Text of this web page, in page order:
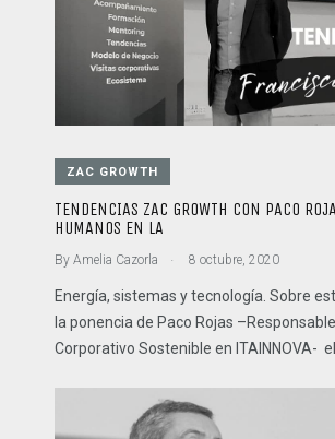
ZAC GROWTH
TENDENCIAS ZAC GROWTH CON PACO
HUMANOS EN LA
By Amelia Cazorla 8 octubre, 2020
Energía, sistemas y tecnología. Sobre
la ponencia de Paco Rojas
Corporativo Sostenible en ITAINNOVA- el